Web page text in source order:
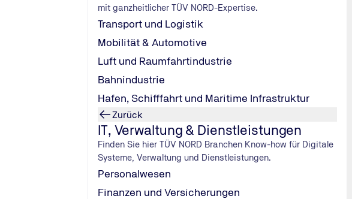
mit ganzheitlicher TÜV NORD-Expertise.
Transport und Logistik
Mobilität & Automotive
Luft und Raumfahrtindustrie
Bahnindustrie
Hafen, Schifffahrt und Maritime Infrastruktur
Zurück
IT, Verwaltung & Dienstleistungen
Finden Sie hier TÜV NORD Branchen Know-how für Digitale
Systeme, Verwaltung und Dienstleistungen.
Personalwesen
Finanzen und Versicherungen
verpassen, bieten wir einekostenlose HU-Terminerinnerungan. Einfach die Daten